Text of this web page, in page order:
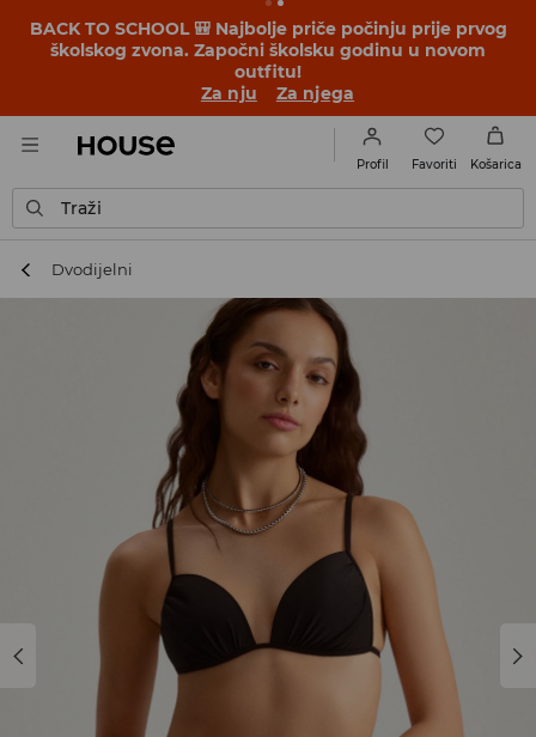
BACK TO SCHOOL 🎒 Najbolje priče počinju prije prvog
školskog zvona. Započni školsku godinu u novom
outfitu!
Za nju
Za njega
Profil Favoriti Košarica
Traži
Dvodijelni